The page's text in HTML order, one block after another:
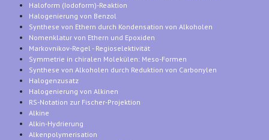
Haloform (Iodoform)-Reaktion
Halogenierung von Benzol
Synthese von Ethern durch Kondensation von Alkoholen
Nomenklatur von Ethern und Epoxiden
Markovnikov-Regel - Regioselektivität
Symmetrie in chiralen Molekülen: Meso-Formen
Synthese von Alkoholen durch Reduktion von Carbonylen
Halogenzusatz
Halogenierung von Alkinen
RS-Notation zur Fischer-Projektion
Alkine
Alkin-Hydrierung
Alkenpolymerisation